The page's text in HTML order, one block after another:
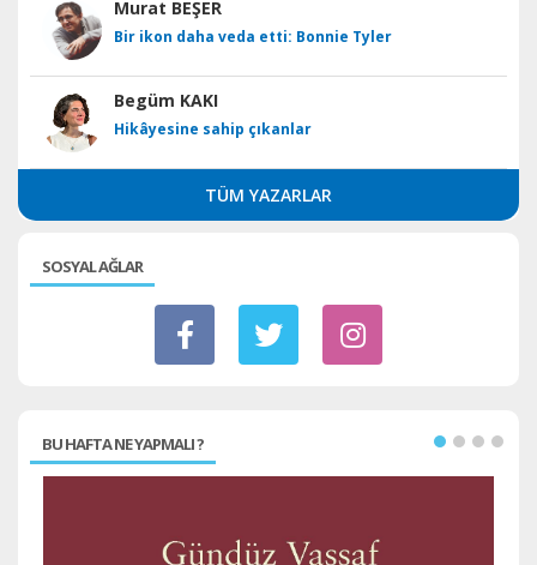
Murat BEŞER
Bir ikon daha veda etti: Bonnie Tyler
Begüm KAKI
Hikâyesine sahip çıkanlar
TÜM YAZARLAR
SOSYAL AĞLAR
BU HAFTA NE YAPMALI ?